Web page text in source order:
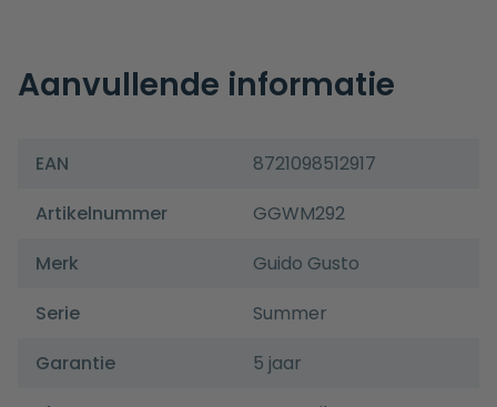
Aanvullende informatie
EAN
8721098512917
Artikelnummer
GGWM292
Merk
Guido Gusto
Serie
Summer
Garantie
5 jaar